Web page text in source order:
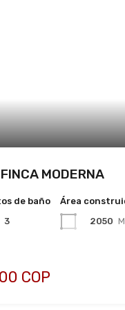
MODERNA
de baño
3
Área
2050
COP